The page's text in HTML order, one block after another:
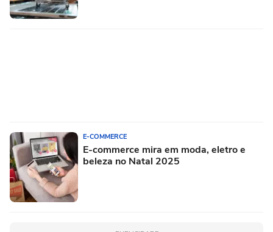
E-COMMERCE
E-commerce mira em moda, eletro e
beleza no Natal 2025